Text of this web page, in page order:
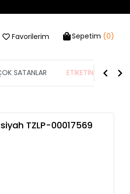
Favorilerim Sepetim (0)
SATANLAR ETİKETİN YARISI
TZLP-00017569